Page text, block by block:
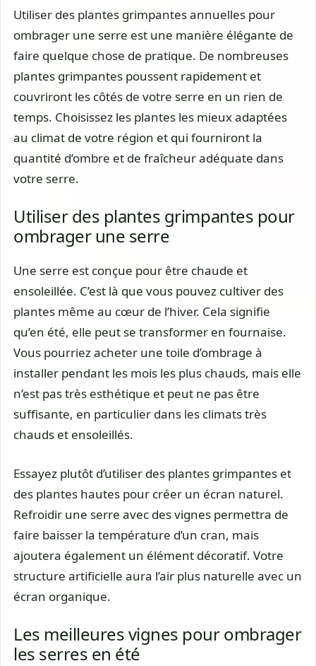
Utiliser des plantes grimpantes annuelles pour
ombrager une serre est une manière élégante de
faire quelque chose de pratique. De nombreuses
plantes grimpantes poussent rapidement et
couvriront les côtés de votre serre en un rien de
temps. Choisissez les plantes les mieux adaptées
au climat de votre région et qui fourniront la
quantité d’ombre et de fraîcheur adéquate dans
votre serre.
Utiliser des plantes grimpantes pour
ombrager une serre
Une serre est conçue pour être chaude et
ensoleillée. C’est là que vous pouvez cultiver des
plantes même au cœur de l’hiver. Cela signifie
qu’en été, elle peut se transformer en fournaise.
Vous pourriez acheter une toile d’ombrage à
installer pendant les mois les plus chauds, mais elle
n’est pas très esthétique et peut ne pas être
suffisante, en particulier dans les climats très
chauds et ensoleillés.
Essayez plutôt d’utiliser des plantes grimpantes et
des plantes hautes pour créer un écran naturel.
Refroidir une serre avec des vignes permettra de
faire baisser la température d’un cran, mais
ajoutera également un élément décoratif. Votre
structure artificielle aura l’air plus naturelle avec un
écran organique.
Les meilleures vignes pour ombrager
les serres en été